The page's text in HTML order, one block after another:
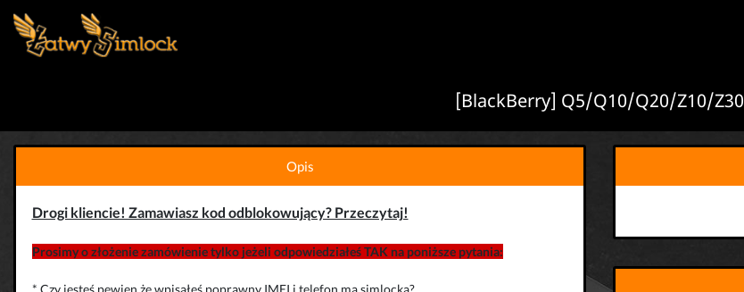
[BlackBerry] Q5/Q10/Q20/Z10/Z30
Opis
Drogi kliencie! Zamawiasz kod odblokowujący? Przeczytaj!
Prosimy o złożenie zamówienie tylko jeżeli odpowiedziałeś TAK na poniższe pytania:
* Czy jesteś pewien że wpisałeś poprawny IMEI i telefon ma simlocka?